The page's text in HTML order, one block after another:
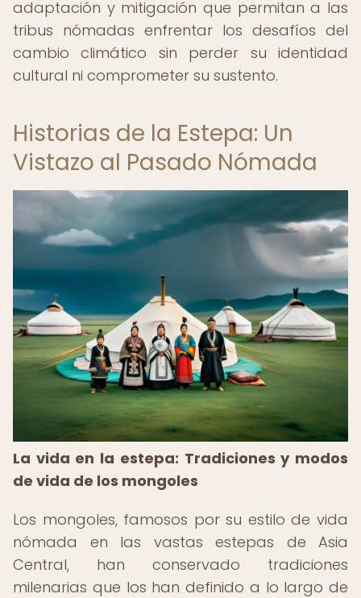
adaptación y mitigación que permitan a las
tribus nómadas enfrentar los desafíos del
cambio climático sin perder su identidad
cultural ni comprometer su sustento.
Historias de la Estepa: Un
Vistazo al Pasado Nómada
La vida en la estepa: Tradiciones y modos
de vida de los mongoles
Los mongoles, famosos por su estilo de vida
nómada en las vastas estepas de Asia
Central, han conservado tradiciones
milenarias que los han definido a lo largo de